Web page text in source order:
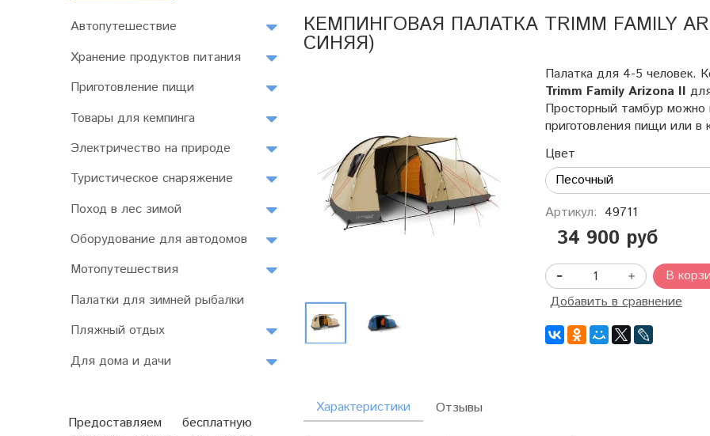
КЕМПИНГОВАЯ ПАЛАТКА TRIMM FAMILY
СИНЯЯ)
Палатка для 4-5 человек.
Trimm Family Arizona II
Просторный тамбур можно
приготовления пищи или в
Цвет
Артикул: 49711
34 900 руб
В
Добавить в сравнение
Характеристики Отзывы
Автопутешествие
Хранение продуктов питания
Приготовление пищи
Товары для кемпинга
Электричество на природе
Туристическое снаряжение
Поход в лес зимой
Оборудование для автодомов
Мотопутешествия
Палатки для зимней рыбалки
Пляжный отдых
Для дома и дачи
Предоставляем бесплатную